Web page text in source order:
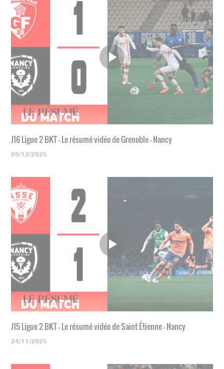
J16 Ligue 2 BKT - Le résumé vidéo de Grenoble - Nancy
09/12/2025
J15 Ligue 2 BKT - Le résumé vidéo de Saint Étienne - Nancy
24/11/2025